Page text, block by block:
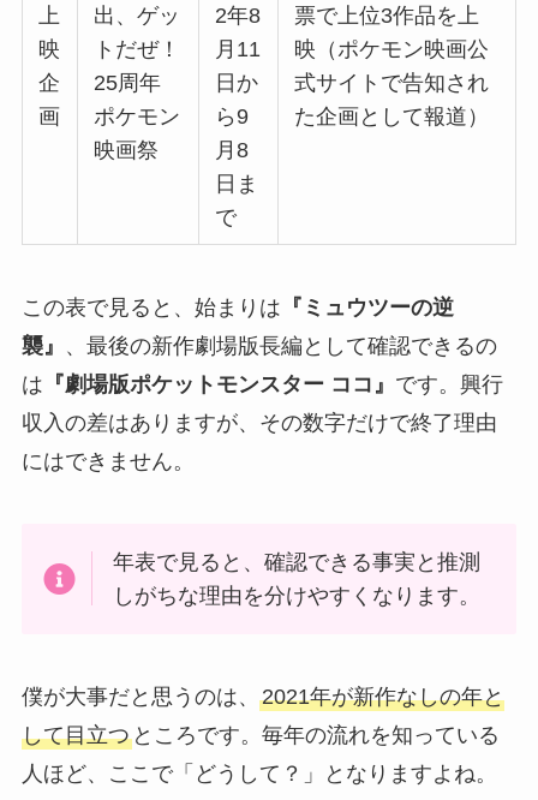
上
映
企
画
出、ゲッ
トだぜ！
25周年
ポケモン
映画祭
2年8
月11
日か
ら9
月8
日ま
で
票で上位3作品を上
映（ポケモン映画公
式サイトで告知され
た企画として報道）
この表で見ると、始まりは 『ミュウツーの逆
襲』 、最後の新作劇場版長編として確認できるの
は 『劇場版ポケットモンスター ココ』 です。興行
収入の差はありますが、その数字だけで終了理由
にはできません。
年表で見ると、確認できる事実と推測
しがちな理由を分けやすくなります。
僕が大事だと思うのは、 2021年が新作なしの年と
して目立つところです。毎年の流れを知っている
人ほど、ここで「どうして？」となりますよね。